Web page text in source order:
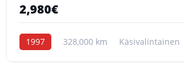
2,980€
1997 328,000 km Käsivalintainen